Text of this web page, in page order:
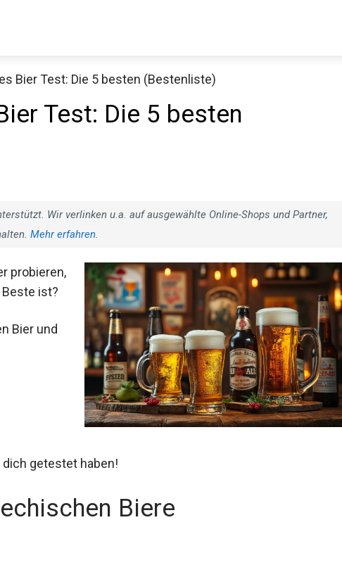
Bier Test: Die 5 besten (Bestenliste)
Test: Die 5 besten
Wir verlinken u.a. auf ausgewählte Online-Shops und Partner,
Mehr erfahren.
probieren,
ist?
Bier und
getestet haben!
Biere